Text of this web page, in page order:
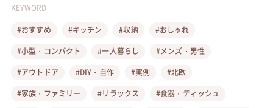
KEYWORD
#おすすめ
#キッチン #収納
#おしゃれ
#小型・コンパクト
#一人暮らし
#メンズ・男性
#アウトドア
#DIY・自作 #実例
#北欧
#家族・ファミリー
#リラックス
#食器・ディッシュ